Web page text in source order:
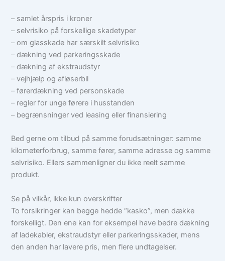
– samlet årspris i kroner
– selvrisiko på forskellige skadetyper
– om glasskade har særskilt selvrisiko
– dækning ved parkeringsskade
– dækning af ekstraudstyr
– vejhjælp og afløserbil
– førerdækning ved personskade
– regler for unge førere i husstanden
– begrænsninger ved leasing eller finansiering
Bed gerne om tilbud på samme forudsætninger: samme
kilometerforbrug, samme fører, samme adresse og samme
selvrisiko. Ellers sammenligner du ikke reelt samme
produkt.
Se på vilkår, ikke kun overskrifter
To forsikringer kan begge hedde “kasko”, men dække
forskelligt. Den ene kan for eksempel have bedre dækning
af ladekabler, ekstraudstyr eller parkeringsskader, mens
den anden har lavere pris, men flere undtagelser.